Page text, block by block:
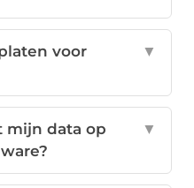
voor
▼
mijn data op
▼